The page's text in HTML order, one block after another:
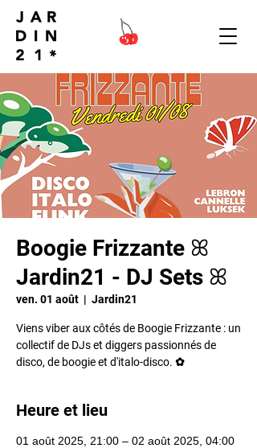
Boogie Frizzante ꕤ
Jardin21 - DJ Sets ꕤ
ven. 01 août
  |
Jardin21
Viens viber aux côtés de Boogie Frizzante : un
collectif de DJs et diggers passionnés de
disco, de boogie et d'italo-disco. ✿
Heure et lieu
01 août 2025, 21:00 – 02 août 2025, 04:00